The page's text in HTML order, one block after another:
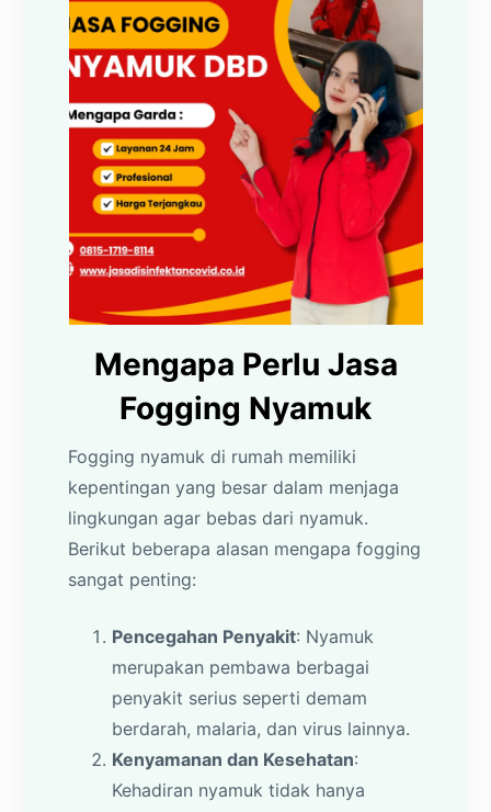
Mengapa Perlu Jasa
Fogging Nyamuk
Fogging nyamuk di rumah memiliki
kepentingan yang besar dalam menjaga
lingkungan agar bebas dari nyamuk.
Berikut beberapa alasan mengapa fogging
sangat penting:
Pencegahan Penyakit: Nyamuk
merupakan pembawa berbagai
penyakit serius seperti demam
berdarah, malaria, dan virus lainnya.
Kenyamanan dan Kesehatan:
Kehadiran nyamuk tidak hanya